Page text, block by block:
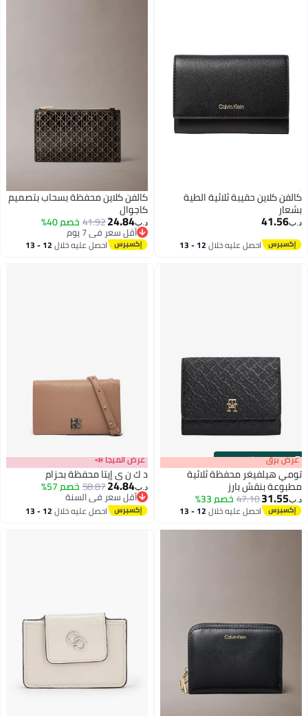
كالفن كلاين حقيبة ثلاثية الطية
بشعار
د.ب‏41.56
احصل عليه خلال 12 - 13
2
كالفن كلاين محفظة بسحاب بتصميم
كاجوال
د.ب‏24.84
41.92خصم 40%
أقل سعر في 7 يوم
أقل سعر في 7 يوماحصل عليه خلال 12 - 13
00m:00s
·باقي 100%
2
عرض برق
تومي هيلفيغر محفظة ثلاثية
مطبوعة بنقش بارز
د.ب‏31.55
47.10خصم 33%
احصل عليه خلال 12 - 13
5
عرض الميجا 📣
د ك ن ي إيتا محفظة بحزام
د.ب‏24.84
58.87خصم 57%
أقل سعر في السنة
أقل سعر في السنة
احصل عليه خلال 12 - 13